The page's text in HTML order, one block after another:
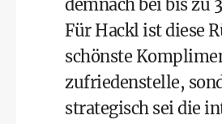
demnach bei bis zu
Für Hackl ist diese
schönste
zufriedenstelle,
strategisch sei die